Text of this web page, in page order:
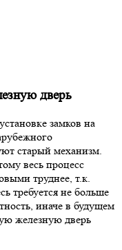
дверь
замков на
старый механизм.
весь процесс
труднее, т.к.
требуется не больше
иначе в будущем
железную дверь